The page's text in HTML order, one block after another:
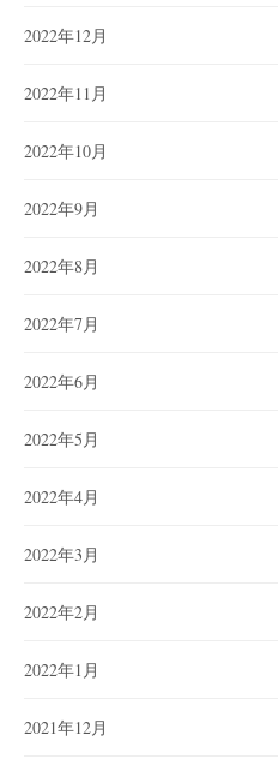
2022年12月
2022年11月
2022年10月
2022年9月
2022年8月
2022年7月
2022年6月
2022年5月
2022年4月
2022年3月
2022年2月
2022年1月
2021年12月